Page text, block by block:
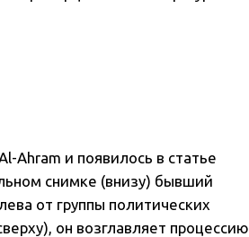
Ahram и появилось в статье
снимке (внизу) бывший
от группы политических
он возглавляет процессию